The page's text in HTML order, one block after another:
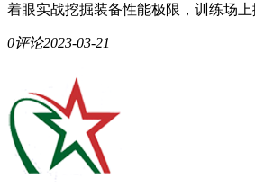
着眼实战挖掘装备性能极限，训练场上
0评论2023-03-21